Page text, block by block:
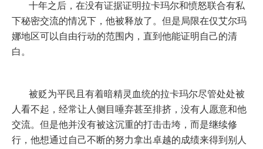
十年之后，在没有证据证明拉卡玛尔和愤怒联合有私
下秘密交流的情况下，他被释放了。但是局限在仅艾尔玛
娜地区可以自由行动的范围内，直到他能证明自己的清
白。
被贬为平民且有着暗精灵血统的拉卡玛尔尽管处处被
人看不起，经常让人侧目唾弃甚至排挤，没有人愿意和他
交流。但是他并没有被这沉重的打击击垮，而是继续修
行，他想通过自己不断的努力拿出卓越的成绩来得到别人